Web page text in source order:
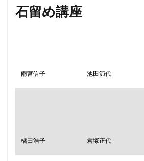
石留め講座
雨宮信子 池田節代
橘田浩子 君塚正代